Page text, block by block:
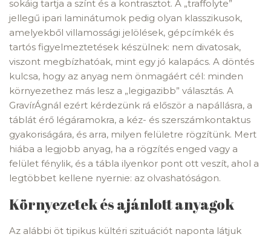
sokáig tartja a színt és a kontrasztot. A „traffolyte”
jellegű ipari laminátumok pedig olyan klasszikusok,
amelyekből villamossági jelölések, gépcímkék és
tartós figyelmeztetések készülnek: nem divatosak,
viszont megbízhatóak, mint egy jó kalapács. A döntés
kulcsa, hogy az anyag nem önmagáért cél: minden
környezethez más lesz a „legigazibb” választás. A
GravírÁgnál ezért kérdezünk rá először a napállásra, a
táblát érő légáramokra, a kéz- és szerszámkontaktus
gyakoriságára, és arra, milyen felületre rögzítünk. Mert
hiába a legjobb anyag, ha a rögzítés enged vagy a
felület fénylik, és a tábla ilyenkor pont ott veszít, ahol a
legtöbbet kellene nyernie: az olvashatóságon.
Környezetek és ajánlott anyagok
Az alábbi öt tipikus kültéri szituációt naponta látjuk